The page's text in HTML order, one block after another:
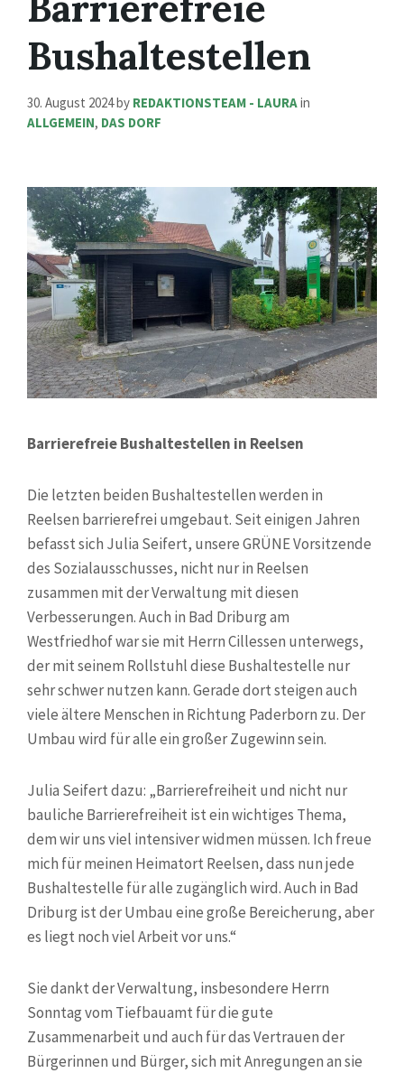
Bushaltestellen
30. August 2024by REDAKTIONSTEAM - LAURAin
ALLGEMEIN, DAS DORF
Barrierefreie Bushaltestellen in Reelsen
Die letzten beiden Bushaltestellen werden in
Reelsen barrierefrei umgebaut. Seit einigen Jahren
befasst sich Julia Seifert, unsere GRÜNE Vorsitzende
des Sozialausschusses, nicht nur in Reelsen
zusammen mit der Verwaltung mit diesen
Verbesserungen. Auch in Bad Driburg am
Westfriedhof war sie mit Herrn Cillessen unterwegs,
der mit seinem Rollstuhl diese Bushaltestelle nur
sehr schwer nutzen kann. Gerade dort steigen auch
viele ältere Menschen in Richtung Paderborn zu. Der
Umbau wird für alle ein großer Zugewinn sein.
Julia Seifert dazu: „Barrierefreiheit und nicht nur
bauliche Barrierefreiheit ist ein wichtiges Thema,
dem wir uns viel intensiver widmen müssen. Ich freue
mich für meinen Heimatort Reelsen, dass nun jede
Bushaltestelle für alle zugänglich wird. Auch in Bad
Driburg ist der Umbau eine große Bereicherung, aber
es liegt noch viel Arbeit vor uns.“
Sie dankt der Verwaltung, insbesondere Herrn
Sonntag vom Tiefbauamt für die gute
Zusammenarbeit und auch für das Vertrauen der
Bürgerinnen und Bürger, sich mit Anregungen an sie